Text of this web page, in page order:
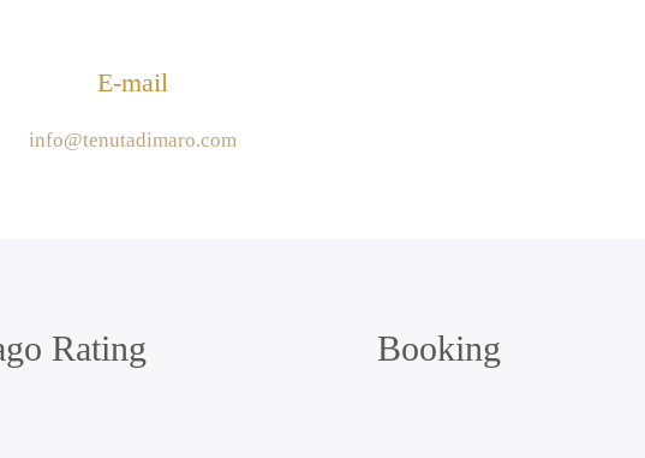
E-mail
info@tenutadimaro.com
Rating Booking